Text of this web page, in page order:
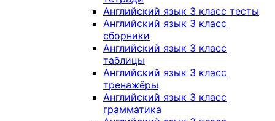
Английский язык 3 класс тесты
Английский язык 3 класс
сборники
Английский язык 3 класс
таблицы
Английский язык 3 класс
тренажёры
Английский язык 3 класс
грамматика